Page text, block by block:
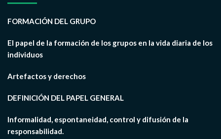
FORMACIÓN DEL GRUPO
El papel de la formación de los grupos en la vida diaria de los
individuos
Artefactos y derechos
DEFINICIÓN DEL PAPEL GENERAL
Informalidad, espontaneidad, control y difusión de la
responsabilidad.